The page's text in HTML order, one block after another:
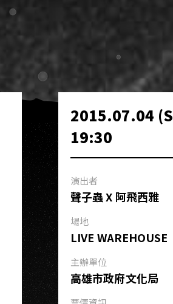
2015.07.04
19:30
演出者
聲子蟲 X 阿飛西雅
場地
LIVE WAREHOUSE
主辦單位
高雄市政府文化局